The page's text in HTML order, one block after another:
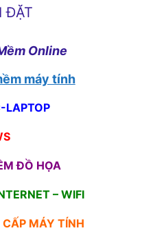
ĐẶT
Online
máy tính
LAPTOP
ĐỒ HỌA
– WIFI
CẤP MÁY TÍNH